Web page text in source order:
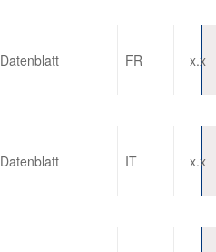
Datenblatt FR x.x
Datenblatt IT x.x